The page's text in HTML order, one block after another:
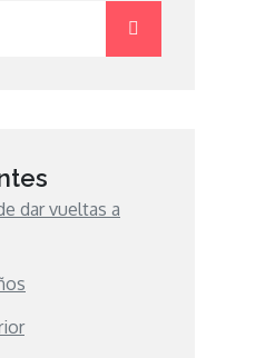
dar vueltas a